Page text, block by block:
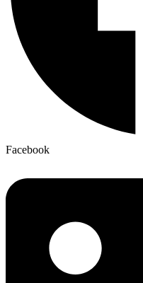
Facebook